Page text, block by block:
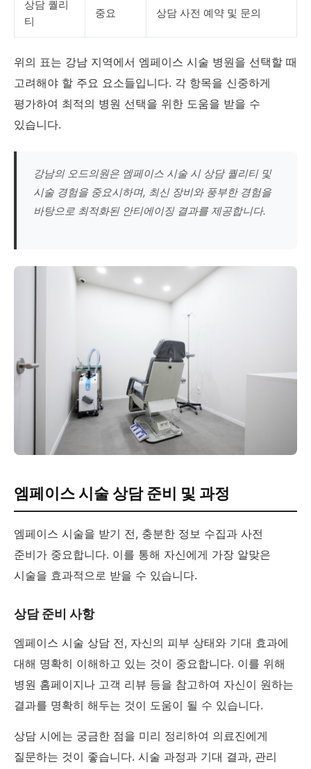
상담 퀄리
티
중요 상담 사전 예약 및 문의
위의 표는 강남 지역에서 엠페이스 시술 병원을 선택할 때
고려해야 할 주요 요소들입니다. 각 항목을 신중하게
평가하여 최적의 병원 선택을 위한 도움을 받을 수
있습니다.
강남의 오드의원은 엠페이스 시술 시 상담 퀄리티 및
시술 경험을 중요시하며, 최신 장비와 풍부한 경험을
바탕으로 최적화된 안티에이징 결과를 제공합니다.
엠페이스 시술 상담 준비 및 과정
엠페이스 시술을 받기 전, 충분한 정보 수집과 사전
준비가 중요합니다. 이를 통해 자신에게 가장 알맞은
시술을 효과적으로 받을 수 있습니다.
상담 준비 사항
엠페이스 시술 상담 전, 자신의 피부 상태와 기대 효과에
대해 명확히 이해하고 있는 것이 중요합니다. 이를 위해
병원 홈페이지나 고객 리뷰 등을 참고하여 자신이 원하는
결과를 명확히 해두는 것이 도움이 될 수 있습니다.
상담 시에는 궁금한 점을 미리 정리하여 의료진에게
질문하는 것이 좋습니다. 시술 과정과 기대 결과, 관리